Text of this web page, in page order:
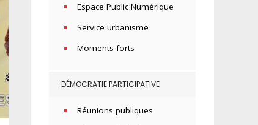
Espace Public Numérique
Service urbanisme
Moments forts
DÉMOCRATIE PARTICIPATIVE
Réunions publiques